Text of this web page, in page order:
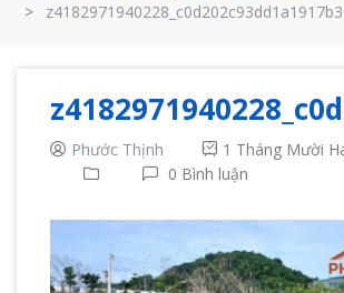
Phước Thịnh
1 Tháng Mười
0 Bình luận